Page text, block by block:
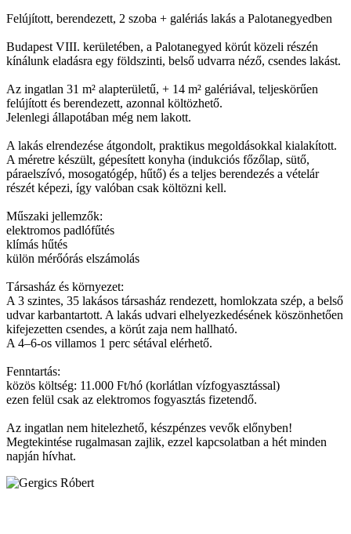
Felújított, berendezett, 2 szoba + galériás lakás a Palotanegyedben
Budapest VIII. kerületében, a Palotanegyed körút közeli részén
kínálunk eladásra egy földszinti, belső udvarra néző, csendes lakást.
Az ingatlan 31 m² alapterületű, + 14 m² galériával, teljeskörűen
felújított és berendezett, azonnal költözhető.
Jelenlegi állapotában még nem lakott.
A lakás elrendezése átgondolt, praktikus megoldásokkal kialakított.
A méretre készült, gépesített konyha (indukciós főzőlap, sütő,
páraelszívó, mosogatógép, hűtő) és a teljes berendezés a vételár
részét képezi, így valóban csak költözni kell.
Műszaki jellemzők:
elektromos padlófűtés
klímás hűtés
külön mérőórás elszámolás
Társasház és környezet:
A 3 szintes, 35 lakásos társasház rendezett, homlokzata szép, a belső
udvar karbantartott. A lakás udvari elhelyezkedésének köszönhetően
kifejezetten csendes, a körút zaja nem hallható.
A 4–6-os villamos 1 perc sétával elérhető.
Fenntartás:
közös költség: 11.000 Ft/hó (korlátlan vízfogyasztással)
ezen felül csak az elektromos fogyasztás fizetendő.
Az ingatlan nem hitelezhető, készpénzes vevők előnyben!
Megtekintése rugalmasan zajlik, ezzel kapcsolatban a hét minden
napján hívhat.